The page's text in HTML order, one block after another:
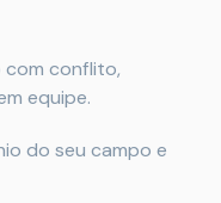
com conflito,
equipe.
do seu campo e